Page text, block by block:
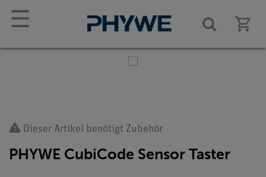
☰
Dieser Artikel benötigt Zubehör
PHYWE CubiCode Sensor Taster